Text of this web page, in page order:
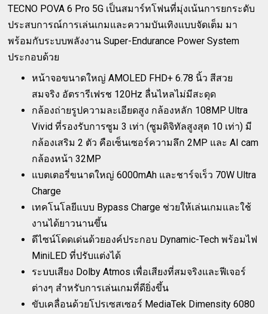
TECNO POVA 6 Pro 5G เป็นสมาร์ทโฟนที่มุ่งเน้นการยกระดับ
ประสบการณ์การเล่นเกมและความบันเทิงแบบจัดเต็ม มา
พร้อมกับระบบพลังงาน Super-Endurance Power System
ประกอบด้วย
หน้าจอขนาดใหญ่ AMOLED FHD+ 6.78 นิ้ว สีสวย
สมจริง อัตรารีเฟรช 120Hz ลื่นไหลไม่มีสะดุด
กล้องถ่ายรูปความละเอียดสูง กล้องหลัก 108MP Ultra
Vivid ที่รองรับการซูม 3 เท่า (ซูมดิจิทัลสูงสุด 10 เท่า) มี
กล้องเสริม 2 ตัว คือเซ็นเซอร์ความลึก 2MP และ AI cam
กล้องหน้า 32MP
แบตเตอรี่ขนาดใหญ่ 6000mAh และชาร์จเร็ว 70W Ultra
Charge
เทคโนโลยีแบบ Bypass Charge ช่วยให้เล่นเกมและใช้
งานได้ยาวนานขึ้น
ดีไซน์โดดเด่นด้วยองค์ประกอบ Dynamic-Tech พร้อมไฟ
MiniLED ที่ปรับแต่งได้
ระบบเสียง Dolby Atmos เพื่อเสียงที่สมจริงและฟีเจอร์
ต่างๆ สำหรับการเล่นเกมที่ดียิ่งขึ้น
ขับเคลื่อนด้วยโปรเซสเซอร์ MediaTek Dimensity 6080